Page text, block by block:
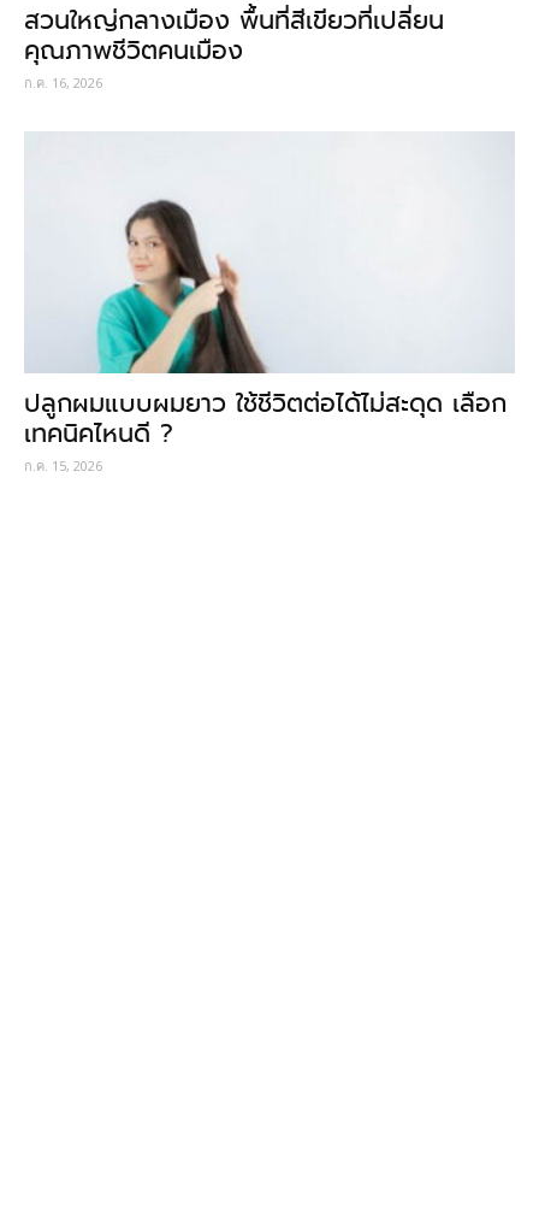
สวนใหญ่กลางเมือง พื้นที่สีเขียวที่เปลี่ยน
คุณภาพชีวิตคนเมือง
ก.ค. 16, 2026
ปลูกผมแบบผมยาว ใช้ชีวิตต่อได้ไม่สะดุด เลือก
เทคนิคไหนดี ?
ก.ค. 15, 2026